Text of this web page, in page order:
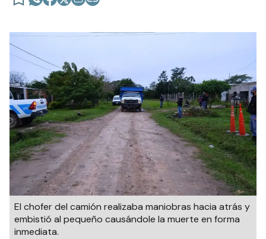
El chofer del camión realizaba maniobras hacia atrás y
embistió al pequeño causándole la muerte en forma
inmediata.